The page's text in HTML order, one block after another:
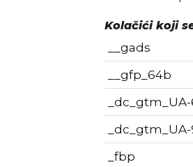
Kolačići koji
__gads
__gfp_64b
_dc_gtm_UA-
_fbp